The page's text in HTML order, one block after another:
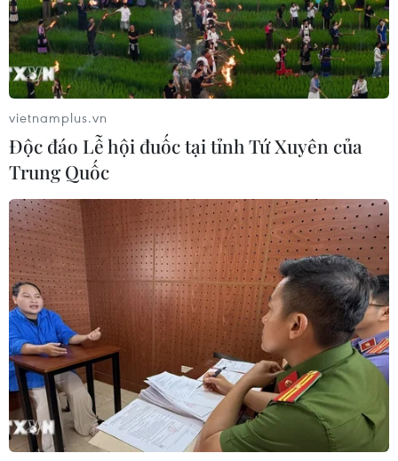
vietnamplus.vn
Độc đáo Lễ hội đuốc tại tỉnh Tứ Xuyên của
Trung Quốc